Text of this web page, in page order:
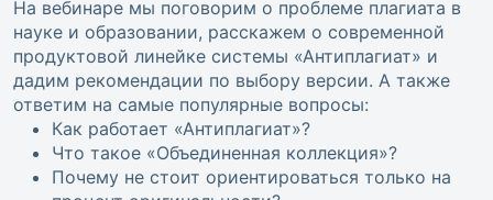
На вебинаре мы поговорим о проблеме плагиата в
науке и образовании, расскажем о современной
продуктовой линейке системы «Антиплагиат» и
дадим рекомендации по выбору версии. А также
ответим на самые популярные вопросы:
Как работает «Антиплагиат»?
Что такое «Объединенная коллекция»?
Почему не стоит ориентироваться только на